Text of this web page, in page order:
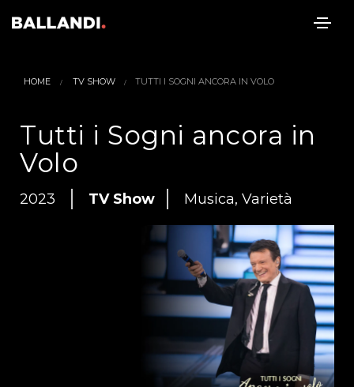
HOME TV SHOW TUTTI I SOGNI ANCORA IN VOLO
Tutti i Sogni ancora in
Volo
2023 TV Show Musica, Varietà